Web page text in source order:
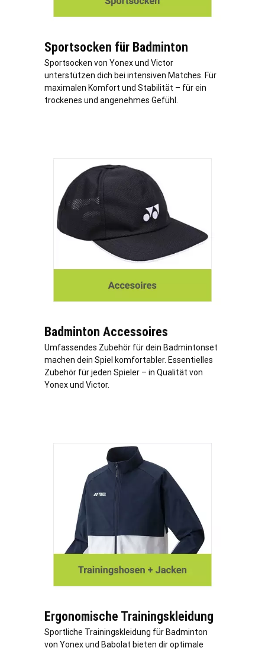
Sportsocken für Badminton
Sportsocken von Yonex und Victor
unterstützen dich bei intensiven Matches. Für
maximalen Komfort und Stabilität – für ein
trockenes und angenehmes Gefühl.
Badminton Accessoires
Umfassendes Zubehör für dein Badmintonset
machen dein Spiel komfortabler. Essentielles
Zubehör für jeden Spieler – in Qualität von
Yonex und Victor.
Ergonomische Trainingskleidung
Sportliche Trainingskleidung für Badminton
von Yonex und Babolat bieten dir optimale